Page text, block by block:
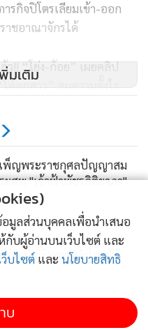
รกิจปิโตรเลียมเข้า-ออก
าชอาณาจักรได้
ว!! “โย่ง-ก้อย” เผยคลิป
ด้ลูกสาว” สมความตั้งใจ
าฯ ประกาศ “ห้ามชุมนุม-
วราชอาณาจักร ฝ่าฝืนคุก 2
มเติม
พ็ญพระราชกุศลปัญญาสม
ะศพ "เจ้าฟ้าพัชรกิติยาภา"
วมมือเปิดทางน้ำไหลใต้
ตอมลพิษบึงสีไฟ หลังพบ
อมูลส่วนบุคคลเพื่อนำเสนอ
บผู้อ่านบนเว็บไซต์ และ
ว็บไซต์ และ นโยบายสิทธิ
บ